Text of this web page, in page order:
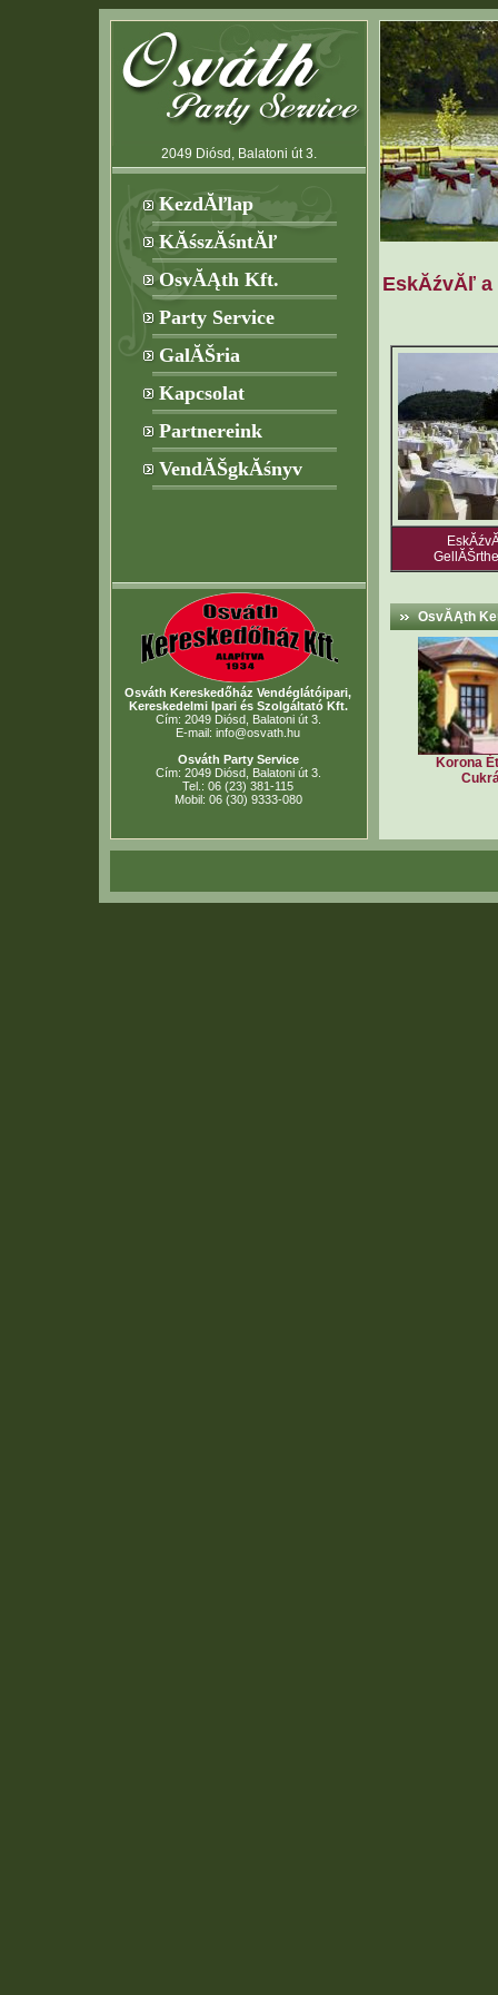
2049 Diósd, Balatoni út 3.
KezdĂľlap
KĂśszĂśntĂľ
OsvĂĄth Kft.
Party Service
GalĂŠria
Kapcsolat
Partnereink
VendĂŠgkĂśnyv
Osváth Kereskedőház Vendéglátóipari,
Kereskedelmi Ipari és Szolgáltató Kft.
Cím: 2049 Diósd, Balatoni út 3.
E-mail: info@osvath.hu
Osváth Party Service
Cím: 2049 Diósd, Balatoni út 3.
Tel.: 06 (23) 381-115
Mobil: 06 (30) 9333-080
EskĂźvĂľ a
OsvĂĄth
Korona